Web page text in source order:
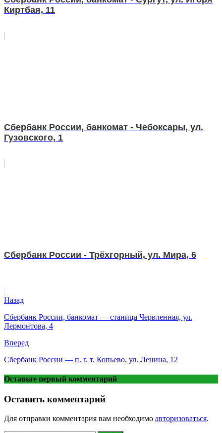
Киртбая, 11
Сбербанк России, банкомат - Чебоксары, ул.
Гузовского, 1
Сбербанк России - Трёхгорный, ул. Мира, 6
Назад
Сбербанк России, банкомат — станица Червленная, ул.
Лермонтова, 4
Вперед
Сбербанк России — п. г. т. Копьево, ул. Ленина, 12
Оставьте первый комментарий
Оставить комментарий
Для отправки комментария вам необходимо авторизоваться.